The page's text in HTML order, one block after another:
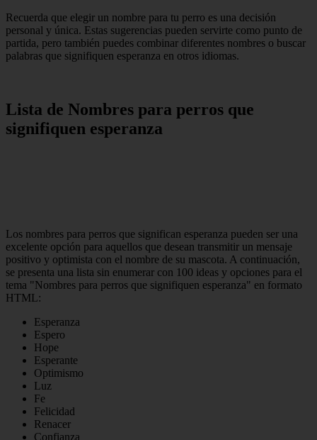
Recuerda que elegir un nombre para tu perro es una decisión
personal y única. Estas sugerencias pueden servirte como punto de
partida, pero también puedes combinar diferentes nombres o buscar
palabras que signifiquen esperanza en otros idiomas.
Lista de Nombres para perros que
signifiquen esperanza
Los nombres para perros que significan esperanza pueden ser una
excelente opción para aquellos que desean transmitir un mensaje
positivo y optimista con el nombre de su mascota. A continuación,
se presenta una lista sin enumerar con 100 ideas y opciones para el
tema "Nombres para perros que signifiquen esperanza" en formato
HTML:
Esperanza
Espero
Hope
Esperante
Optimismo
Luz
Fe
Felicidad
Renacer
Confianza